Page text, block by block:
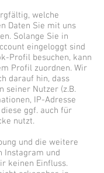
welche
Daten Sie mit uns
Solange Sie in
eingeloggt sind
Profil besuchen, kann
Profil zuordnen. Wir
darauf hin, dass
seiner Nutzer (z.B.
IP-Adresse
ggf. auch für
nutzt.
und die weitere
Instagram und
keinen Einfluss.